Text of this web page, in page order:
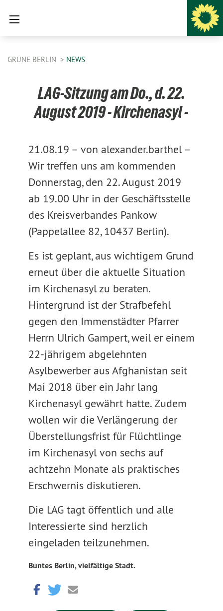
GRÜNE BERLIN NEWS
LAG-Sitzung am Do., d. 22.
August 2019 - Kirchenasyl -
21.08.19 – von alexander.barthel –
Wir treffen uns am kommenden
Donnerstag, den 22. August 2019
ab 19.00 Uhr in der Geschäftsstelle
des Kreisverbandes Pankow
(Pappelallee 82, 10437 Berlin).
Es ist geplant, aus wichtigem Grund
erneut über die aktuelle Situation
im Kirchenasyl zu beraten.
Hintergrund ist der Strafbefehl
gegen den Immenstädter Pfarrer
Herrn Ulrich Gampert, weil er einem
22-jährigem abgelehnten
Asylbewerber aus Afghanistan seit
Mai 2018 über ein Jahr lang
Kirchenasyl gewährt hatte. Zudem
wollen wir die Verlängerung der
Überstellungsfrist für Flüchtlinge
im Kirchenasyl von sechs auf
achtzehn Monate als praktisches
Erschwernis diskutieren.
Die LAG tagt öffentlich und alle
Interessierte sind herzlich
eingeladen teilzunehmen.
Buntes Berlin, vielfältige Stadt.